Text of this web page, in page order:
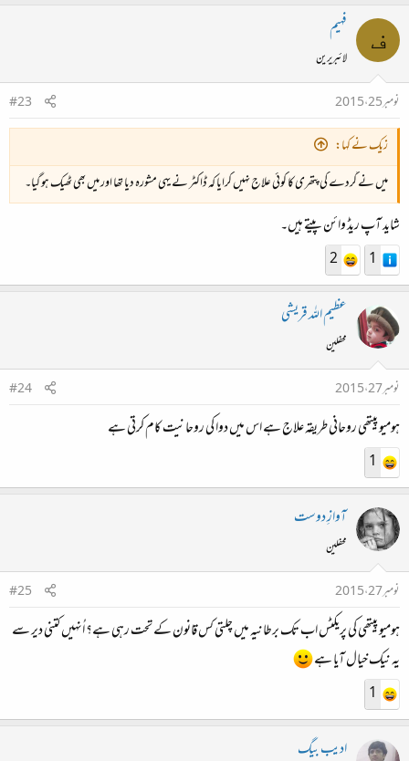
ف فہیم
لائبریرین
نومبر 25، 2015
#23
زیک نے کہا:
میں نے گردے کی پتھری کا کوئی علاج نہیں کرایا کہ ڈاکٹر نے یہی مشورہ دیا تھا اور میں بھی ٹھیک ہو گیا۔
شاید آپ ریڈ وائن پیتے ہیں۔
1
2
عظیم اللہ قریشی
محفلین
نومبر 27، 2015
#24
ہومیو پیتھی روحانی طریقہ علاج ہے اس میں دوا کی روحانیت کام کرتی ہے
1
آوازِ دوست
محفلین
نومبر 27، 2015
#25
ہومیو پیتھی کی پریکٹس اب تک برطانیہ میں چلتی کس قانون کے تحت رہی ہے؟ اُنہیں کتنی دیر سے
یہ نیک خیال آیا ہے
1
ادیب بیگ